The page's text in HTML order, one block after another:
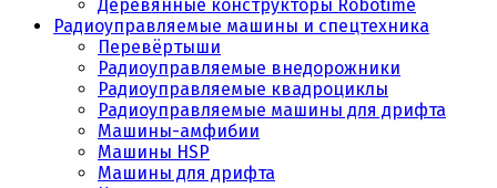
Деревянные конструкторы Robotime
Радиоуправляемые машины и спецтехника
Перевёртыши
Радиоуправляемые внедорожники
Радиоуправляемые квадроциклы
Радиоуправляемые машины для дрифта
Машины-амфибии
Машины HSP
Машины для дрифта